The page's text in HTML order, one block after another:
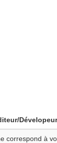
Dévelopeur
correspond à